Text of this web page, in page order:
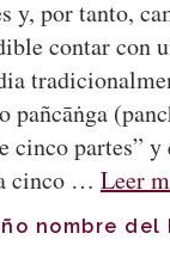
y, por tanto,
contar con
pañcāṅga
cinco partes” y
cinco … Leer
nombre del